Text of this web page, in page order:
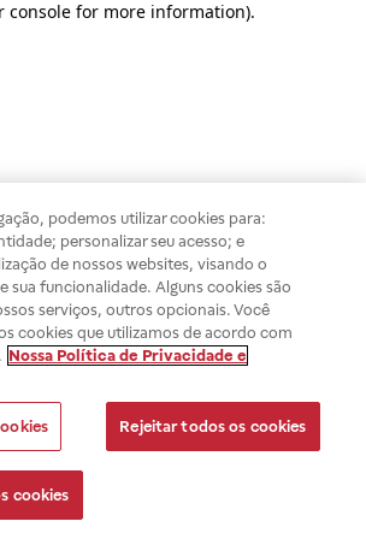
console for more information).
podemos utilizar cookies para:
personalizar seu acesso; e
de nossos websites, visando o
sua funcionalidade. Alguns cookies são
serviços, outros opcionais. Você
cookies que utilizamos de acordo com
Nossa Política de Privacidade e
Rejeitar todos os cookies
cookies